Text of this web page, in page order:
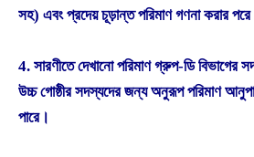
সহ) এবং প্রদেয় চূড়ান্ত পরিমাণ গণনা করার
4. সারণীতে দেখানো পরিমাণ গ্রুপ-ডি
উচ্চ গোষ্ঠীর সদস্যদের জন্য অনুরূপ পরিমাণ
পারে।